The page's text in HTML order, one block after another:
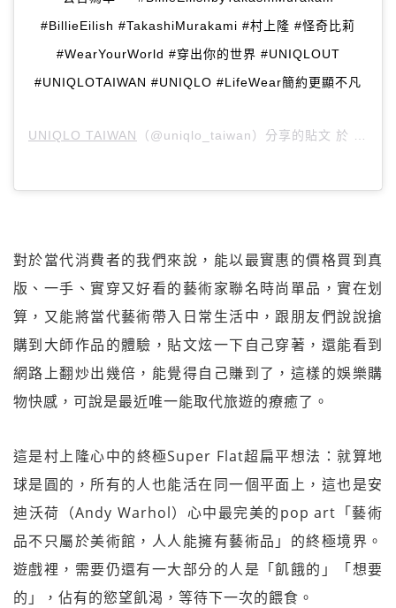
#BillieEilish #TakashiMurakami #村上隆 #怪奇比莉
#WearYourWorld #穿出你的世界 #UNIQLOUT
#UNIQLOTAIWAN #UNIQLO #LifeWear簡約更顯不凡
UNIQLO TAIWAN （@uniqlo_taiwan）分享的貼文 於
對於當代消費者的我們來說，能以最實惠的價格買到真
版、一手、實穿又好看的藝術家聯名時尚單品，實在划
算，又能將當代藝術帶入日常生活中，跟朋友們說說搶
購到大師作品的體驗，貼文炫一下自己穿著，還能看到
網路上翻炒出幾倍，能覺得自己賺到了，這樣的娛樂購
物快感，可說是最近唯一能取代旅遊的療癒了。
這是村上隆心中的終極Super Flat超扁平想法：就算地
球是圓的，所有的人也能活在同一個平面上，這也是安
迪沃荷（Andy Warhol）心中最完美的pop art「藝術
品不只屬於美術館，人人能擁有藝術品」的終極境界。
遊戲裡，需要仍還有一大部分的人是「飢餓的」「想要
的」，佔有的慾望飢渴，等待下一次的餵食。